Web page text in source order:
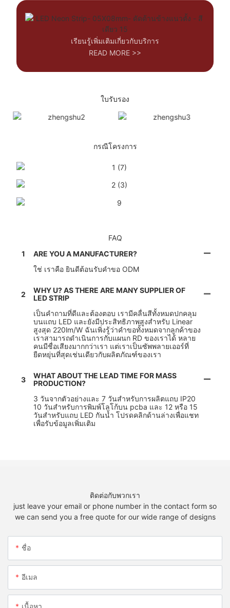
เรียนรู้เพิ่มเติมเกี่ยวกับบริการ
READ MORE >>
ใบรับรอง
กรณีโครงการ
FAQ
1
ARE YOU A MANUFACTURER?
ใช่ เราคือ ยินดีต้อนรับคำขอ ODM
2
WHY U? AS THERE ARE MANY SUPPLIER OF
LED STRIP
เป็นคำถามที่ดีและต้องตอบ เรามีคลื่นสีทั้งหมดปกคลุม
บนแถบ LED และยังมีประสิทธิภาพสูงสำหรับ Linear
สูงสุด 220lm/W ฉันเพิ่งรู้ว่าคำขอทั้งหมดจากลูกค้าของ
เราสามารถดำเนินการกับแผนก RD ของเราได้ หลาย
คนมีชื่อเสียงมากกว่าเรา แต่เราเป็นซัพพลายเออร์ที่
ยืดหยุ่นที่สุดเช่นเดียวกับผลิตภัณฑ์ของเรา
3
WHAT ABOUT THE LEAD TIME FOR MASS
PRODUCTION?
3 วันจากตัวอย่างและ 7 วันสำหรับการผลิตแถบ IP20
10 วันสำหรับการพิมพ์โลโก้บน pcba และ 12 หรือ 15
วันสำหรับแถบ LED กันน้ำ โปรดคลิกด้านล่างเพื่อแชท
เพื่อรับข้อมูลเพิ่มเติม
ติดต่อกับพวกเรา
just leave your email or phone number in the contact form so
we can send you a free quote for our wide range of designs
ชื่อ
อีเมล